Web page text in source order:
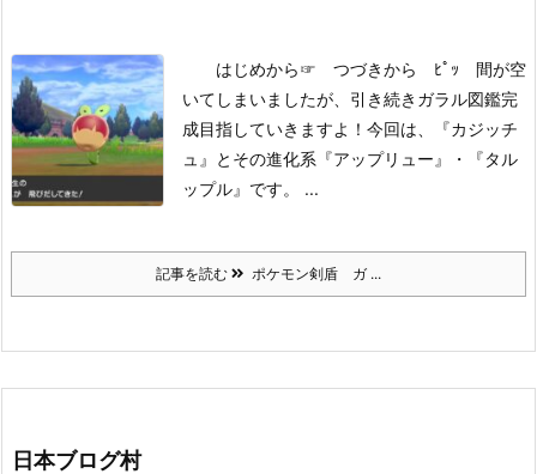
はじめから☞ つづきから ﾋﾟｯ
間が空
いてしまいましたが、引き続きガラル図鑑完
成目指していきますよ！ 今回は、『カジッチ
ュ』とその進化系『アップリュー』・『タル
ップル』です。 ...
記事を読む ポケモン剣盾 ガ ...
日本ブログ村